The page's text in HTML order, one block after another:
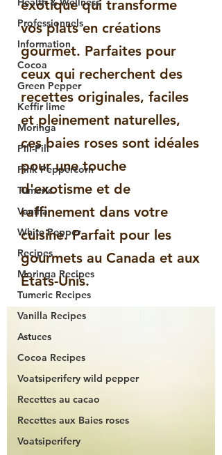
Professionnels
Information
Cocoa
Green Pepper
Keffir lime
Moringa
Pili-Pili
Pink Peppercorn
Tumeric
Vanilla
White Pepper
Recipes
Moringa Recipes
Tumeric Recipes
Vanilla Recipes
Astuces
Cocoa Recipes
Voatsiperifery wild pepper
Recettes au cacao
Recettes aux Baies roses
Voatsiperifery
exotique qui transforme
vos plats en créations
gourmet. Parfaites pour
ceux qui recherchent des
recettes originales, faciles
et pleinement naturelles,
ces baies roses sont idéales
pour une touche
d'exotisme et de
raffinement dans votre
cuisine. Parfait pour les
gourmets au Canada et aux
États-Unis.